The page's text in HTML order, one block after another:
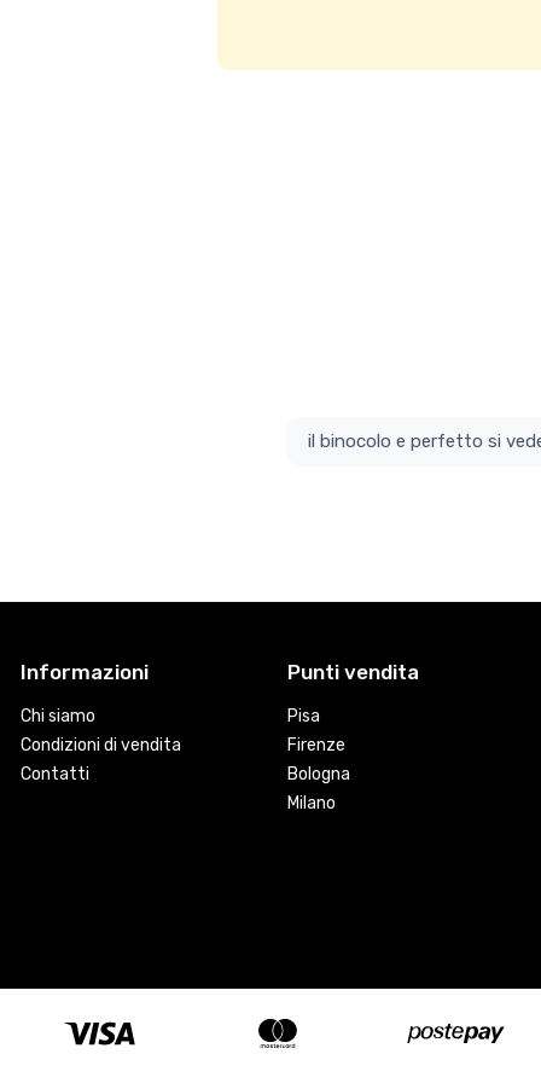
il
Informazioni
Chi siamo
Condizioni di vendita
Contatti
Punti vendita
Pisa
Firenze
Bologna
Milano